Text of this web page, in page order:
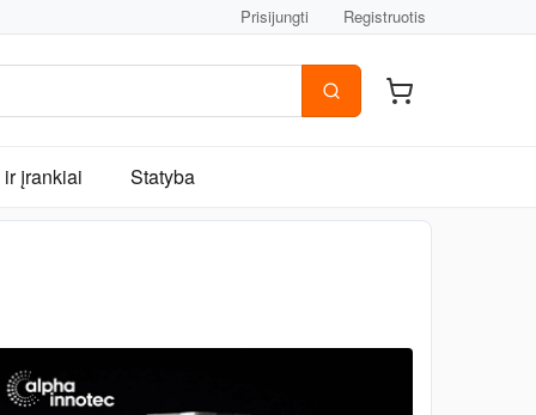
Prisijungti Registruotis
įrankiai Statyba